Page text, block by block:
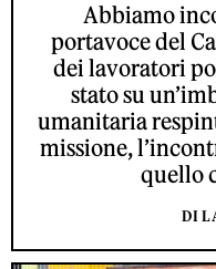
Abbiamo
portavoce del
dei lavoratori
stato su
umanitaria
missione,
quello
DI